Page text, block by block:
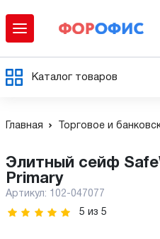
Каталог товаров
Главная Торговое и
Элитный сейф SafeWood 78EL
Primary
Артикул: 102-047077
5 из 5